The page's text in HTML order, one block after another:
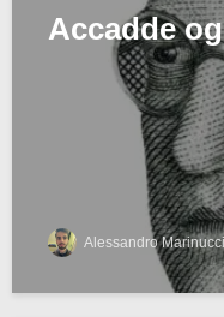
Accadde
Alessandro Marinucci